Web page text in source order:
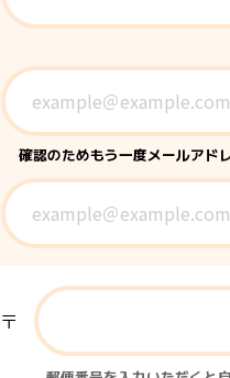
確認のためもう一度メールアド
〒